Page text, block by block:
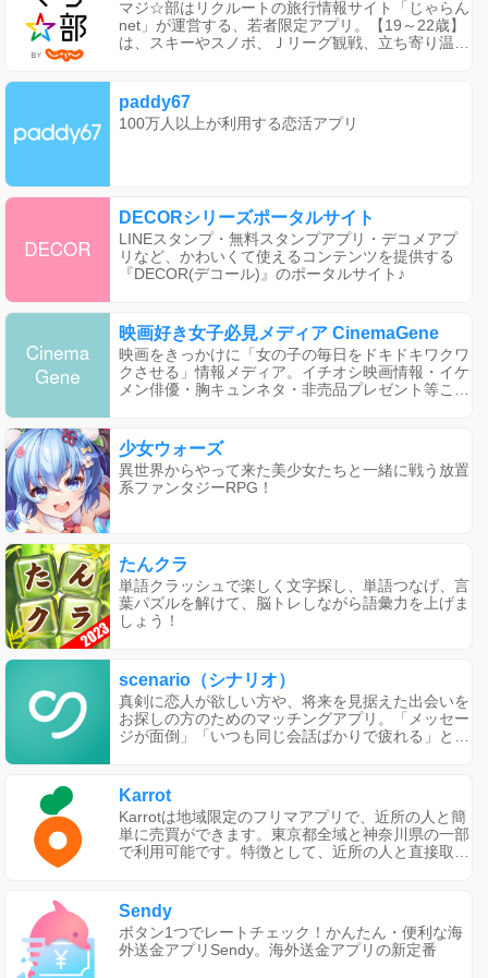
マジ☆部はリクルートの旅行情報サイト「じゃらん
net」が運営する、若者限定アプリ。【19～22歳】
は、スキーやスノボ、Ｊリーグ観戦、立ち寄り温
paddy67
100万人以上が利用する恋活アプリ
DECORシリーズポータルサイト
LINEスタンプ・無料スタンプアプリ・デコメアプ
リなど、かわいくて使えるコンテンツを提供する
『DECOR(デコール)』のポータルサイト♪
映画好き女子必見メディア CinemaGene
映画をきっかけに「女の子の毎日をドキドキワクワ
クさせる」情報メディア。イチオシ映画情報・イケ
メン俳優・胸キュンネタ・非売品プレゼント等ここ
少女ウォーズ
異世界からやって来た美少女たちと一緒に戦う放置
系ファンタジーRPG！
たんクラ
単語クラッシュで楽しく文字探し、単語つなげ、言
葉パズルを解けて、脳トレしながら語彙力を上げま
しょう！
scenario（シナリオ）
真剣に恋人が欲しい方や、将来を見据えた出会いを
お探しの方のためのマッチングアプリ。「メッセー
ジが面倒」「いつも同じ会話ばかりで疲れる」とい
Karrot
Karrotは地域限定のフリマアプリで、近所の人と簡
単に売買ができます。東京都全域と神奈川県の一部
で利用可能です。特徴として、近所の人と直接取引
フリマを楽しみたい人や、使わなくなったものを売
りたい人、配送や梱包なしで近所で取引したい人に
おすすめです。安心・安全のシステムとして、位置
情報に基づいた認証があり、ご近所さん同士で安全
Sendy
ボタン1つでレートチェック！かんたん・便利な海
外送金アプリSendy。海外送金アプリの新定番